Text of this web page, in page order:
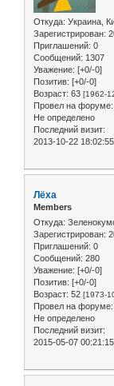
Откуда: Украина,
Зарегистрирован:
Приглашений: 0
Сообщений: 1307
Уважение: [+0/-0]
Позитив: [+0/-0]
Возраст: 63 [1962-
Провел на форуме:
Не определено
Последний визит:
2013-10-22 18:02:55
Лёха
Members
Откуда:
Зарегистрирован:
Приглашений: 0
Сообщений: 280
Уважение: [+0/-0]
Позитив: [+0/-0]
Возраст: 52 [1973-
Провел на форуме:
Не определено
Последний визит:
2015-05-07 00:21:15